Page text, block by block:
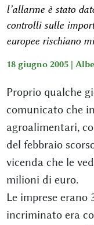
l’allarme è stato
controlli sulle
europee rischiano
18 giugno 2005 |
Proprio qualche
comunicato che
agroalimentari,
del febbraio
vicenda che le
milioni di euro.
Le imprese erano
incriminato era